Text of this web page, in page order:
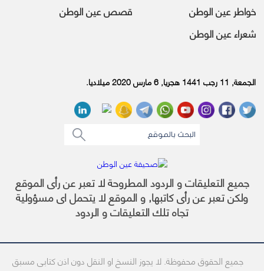
خواطر عين الوطن
قصص عين الوطن
شعراء عين الوطن
الجمعة, 11 رجب 1441 هجريا, 6 مارس 2020 ميلاديا.
جميع التعليقات و الردود المطروحة لا تعبر عن رأى الموقع
ولكن تعبر عن رأى كاتبها, و الموقع لا يتحمل اى مسؤولية
تجاه تلك التعليقات و الردود
جميع الحقوق محفوظة. لا يجوز النسخ او النقل دون اذن كتابى مسبق